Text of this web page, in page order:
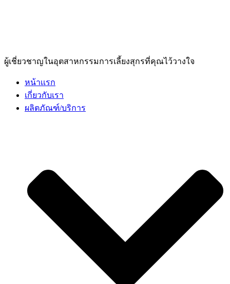
ผู้เชี่ยวชาญในอุตสาหกรรมการเลี้ยงสุกรที่คุณไว้วางใจ
หน้าเเรก
เกี่ยวกับเรา
ผลิตภัณฑ์/บริการ